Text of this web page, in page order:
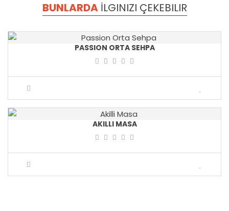
BUNLARDA İLGINIZI ÇEKEBILIR
PASSION ORTA SEHPA
SEPETE EKLE
AKILLI MASA